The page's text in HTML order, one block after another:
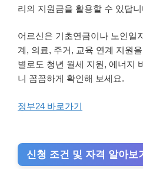
리의 지원금을 활용할 수 있답니
어르신은 기초연금이나 노인일
계, 의료, 주거, 교육 연계 지원
별로도 청년 월세 지원, 에너지
니 꼼꼼하게 확인해 보세요.
정부24 바로가기
신청 조건 및 자격 알아보